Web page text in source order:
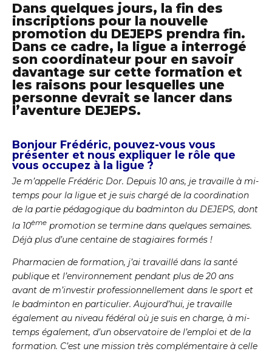
Dans quelques jours, la fin des
inscriptions pour la nouvelle
promotion du DEJEPS prendra fin.
Dans ce cadre, la ligue a interrogé
son coordinateur pour en savoir
davantage sur cette formation et
les raisons pour lesquelles une
personne devrait se lancer dans
l’aventure DEJEPS.
Bonjour Frédéric, pouvez-vous vous
présenter et nous expliquer le rôle que
vous occupez à la ligue ?
Je m’appelle Frédéric Dor. Depuis 10 ans, je travaille à mi-
temps pour la ligue et je suis chargé de la coordination
de la partie pédagogique du badminton du DEJEPS, dont
la 10ème promotion se termine dans quelques semaines.
Déjà plus d’une centaine de stagiaires formés !
Pharmacien de formation, j’ai travaillé dans la santé
publique et l’environnement pendant plus de 20 ans
avant de m’investir professionnellement dans le sport et
le badminton en particulier. Aujourd’hui, je travaille
également au niveau fédéral où je suis en charge, à mi-
temps également, d’un observatoire de l’emploi et de la
formation. C’est une mission très complémentaire à celle